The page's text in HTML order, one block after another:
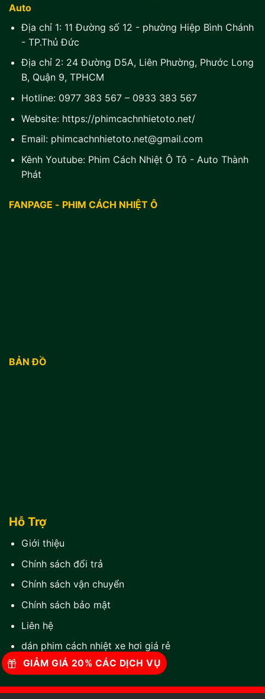
Auto
Địa chỉ 1: 11 Đường số 12 - phường Hiệp Bình Chánh
- TP.Thủ Đức
Địa chỉ 2: 24 Đường D5A, Liên Phường, Phước Long
B, Quận 9, TPHCM
Hotline: 0977 383 567– 0933 383 567
Website: https://phimcachnhietoto.net/
Email: phimcachnhietoto.net@gmail.com
Kênh Youtube: Phim Cách Nhiệt Ô Tô - Auto Thành
Phát
FANPAGE - PHIM CÁCH NHIỆT Ô
BẢN ĐỒ
Hỗ Trợ
Giới thiệu
Chính sách đổi trả
Chính sách vận chuyển
Chính sách bảo mật
Liên hệ
dán phim cách nhiệt xe hơi giá rẻ
GIẢM GIÁ 20% CÁC DỊCH VỤ